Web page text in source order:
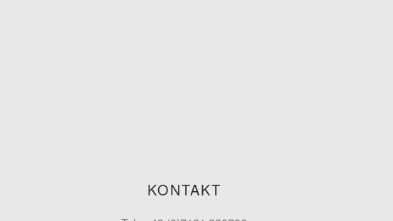
KONTAKT